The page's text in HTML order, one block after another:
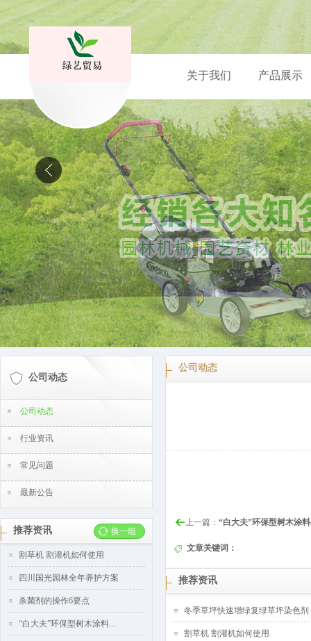
关于我们 产品展示
公司动态
公司动态
行业资讯
常见问题
最新公告
换一组
推荐资讯
割草机 割灌机如何使用
四川国光园林全年养护方案
杀菌剂的操作6要点
“白大夫”环保型树木涂料...
公司动态
上一篇： “白大夫”环保型树木涂
文章关键词：
推荐资讯
冬季草坪快速增绿复绿草坪染色剂
割草机 割灌机如何使用